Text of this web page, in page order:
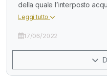
della quale l’interposto
Leggi tutto
17/06/2022